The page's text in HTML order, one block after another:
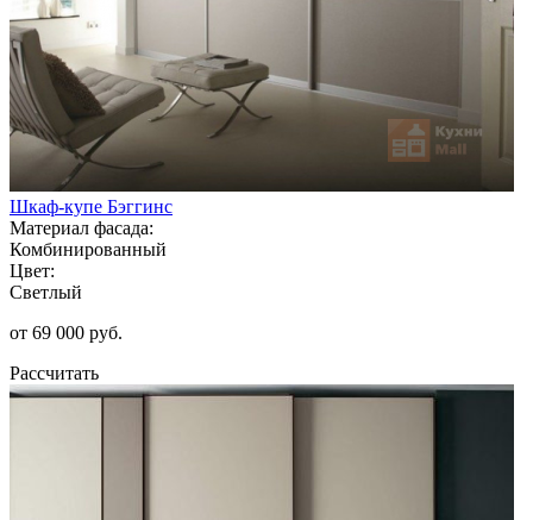
Шкаф-купе Бэггинс
Материал фасада:
Комбинированный
Цвет:
Светлый
от 69 000 руб.
Рассчитать